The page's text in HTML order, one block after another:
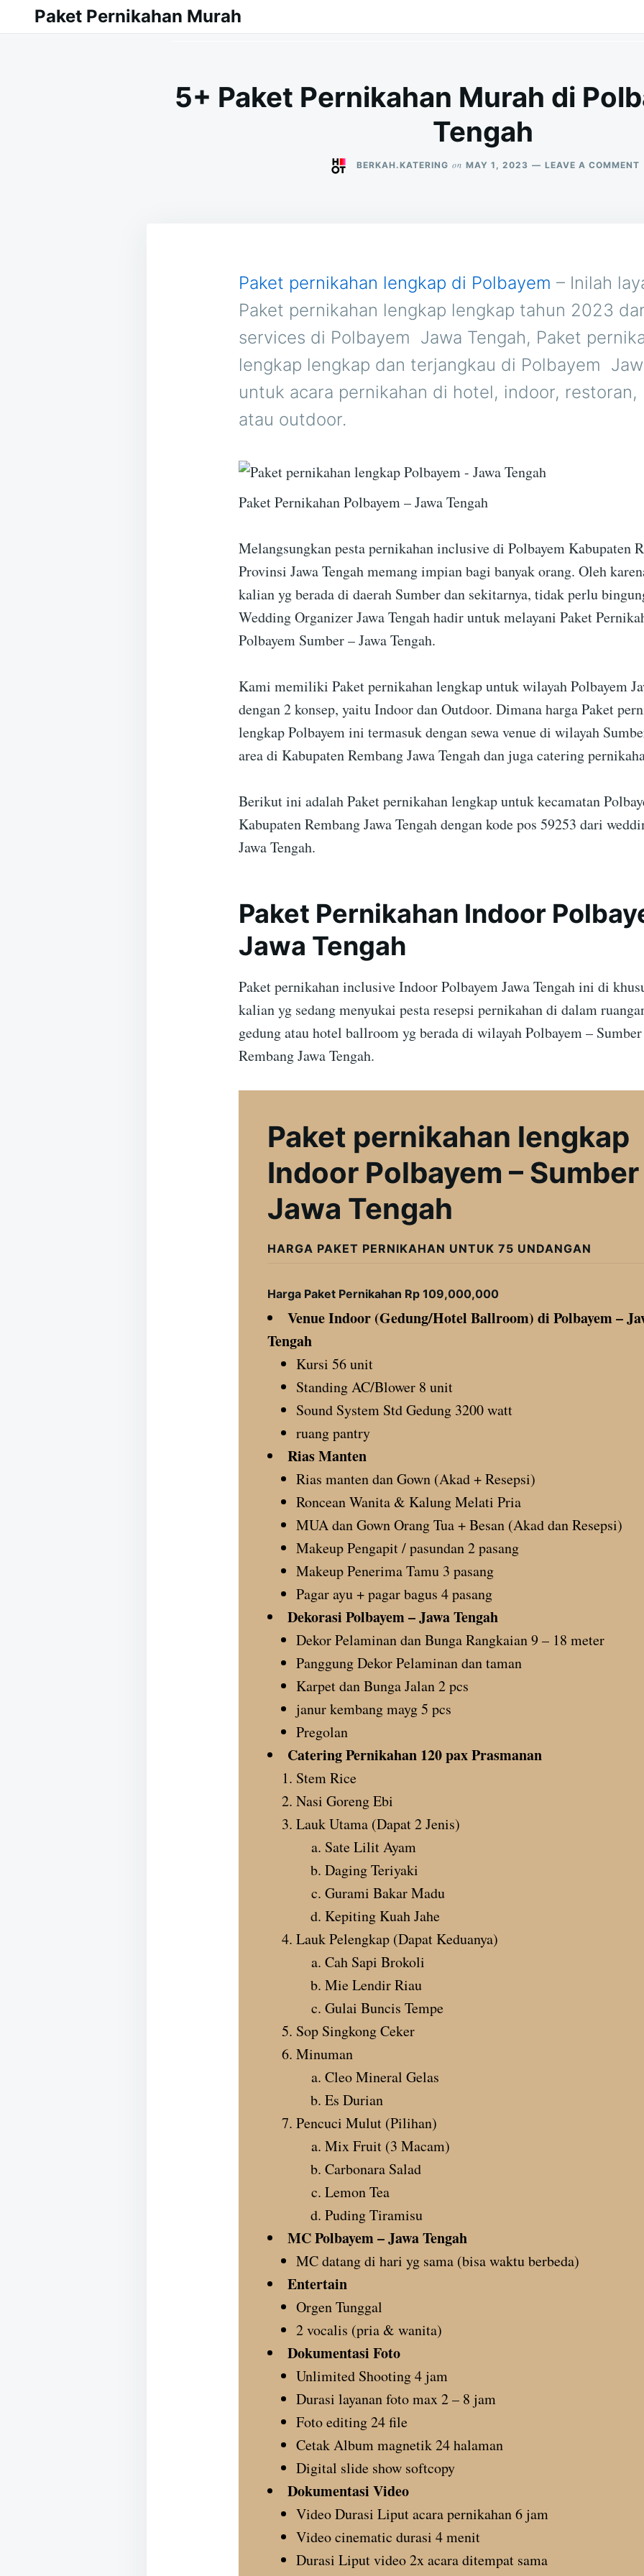
Search
Paket Pernikahan Murah
5+ Paket Pernikahan Murah di
Tengah
BERKAH.KATERING on MAY 1, 2023 LEAVE A COMMENT
Paket pernikahan lengkap di Polbayem – Inilah
Paket pernikahan lengkap lengkap tahun 2023
services di Polbayem  Jawa Tengah, Paket
lengkap lengkap dan terjangkau di Polbayem 
untuk acara pernikahan di hotel, indoor, restoran,
atau outdoor.
Paket Pernikahan Polbayem – Jawa Tengah
Melangsungkan pesta pernikahan inclusive di Polbayem Kabupaten
Provinsi Jawa Tengah memang impian bagi banyak orang. Oleh
kalian yg berada di daerah Sumber dan sekitarnya, tidak perlu
Wedding Organizer Jawa Tengah hadir untuk melayani Paket
Polbayem Sumber – Jawa Tengah.
Kami memiliki Paket pernikahan lengkap untuk wilayah Polbayem
dengan 2 konsep, yaitu Indoor dan Outdoor. Dimana harga Paket
lengkap Polbayem ini termasuk dengan sewa venue di wilayah
area di Kabupaten Rembang Jawa Tengah dan juga catering
Berikut ini adalah Paket pernikahan lengkap untuk kecamatan
Kabupaten Rembang Jawa Tengah dengan kode pos 59253 dari
Jawa Tengah.
Paket Pernikahan Indoor
Jawa Tengah
Paket pernikahan inclusive Indoor Polbayem Jawa Tengah ini di
kalian yg sedang menyukai pesta resepsi pernikahan di dalam
gedung atau hotel ballroom yg berada di wilayah Polbayem –
Rembang Jawa Tengah.
Paket pernikahan lengkap
Indoor Polbayem – Sumber
Jawa Tengah
HARGA PAKET PERNIKAHAN UNTUK 75 UNDANGAN
Harga Paket Pernikahan Rp 109,000,000
Venue Indoor (Gedung/Hotel Ballroom) di Polbayem –
Tengah
Kursi 56 unit
Standing AC/Blower 8 unit
Sound System Std Gedung 3200 watt
ruang pantry
Rias Manten
Rias manten dan Gown (Akad + Resepsi)
Roncean Wanita & Kalung Melati Pria
MUA dan Gown Orang Tua + Besan (Akad dan Resepsi)
Makeup Pengapit / pasundan 2 pasang
Makeup Penerima Tamu 3 pasang
Pagar ayu + pagar bagus 4 pasang
Dekorasi Polbayem – Jawa Tengah
Dekor Pelaminan dan Bunga Rangkaian 9 – 18 meter
Panggung Dekor Pelaminan dan taman
Karpet dan Bunga Jalan 2 pcs
janur kembang mayg 5 pcs
Pregolan
Catering Pernikahan 120 pax Prasmanan
Stem Rice
Nasi Goreng Ebi
Lauk Utama (Dapat 2 Jenis)
Sate Lilit Ayam
Daging Teriyaki
Gurami Bakar Madu
Kepiting Kuah Jahe
Lauk Pelengkap (Dapat Keduanya)
Cah Sapi Brokoli
Mie Lendir Riau
Gulai Buncis Tempe
Sop Singkong Ceker
Minuman
Cleo Mineral Gelas
Es Durian
Pencuci Mulut (Pilihan)
Mix Fruit (3 Macam)
Carbonara Salad
Lemon Tea
Puding Tiramisu
MC Polbayem – Jawa Tengah
MC datang di hari yg sama (bisa waktu berbeda)
Entertain
Orgen Tunggal
2 vocalis (pria & wanita)
Dokumentasi Foto
Unlimited Shooting 4 jam
Durasi layanan foto max 2 – 8 jam
Foto editing 24 file
Cetak Album magnetik 24 halaman
Digital slide show softcopy
Dokumentasi Video
Video Durasi Liput acara pernikahan 6 jam
Video cinematic durasi 4 menit
Durasi Liput video 2x acara ditempat sama